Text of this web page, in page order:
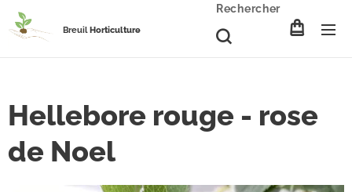
BreuilHorticulture
Rechercher
Hellebore rouge - rose
de Noel